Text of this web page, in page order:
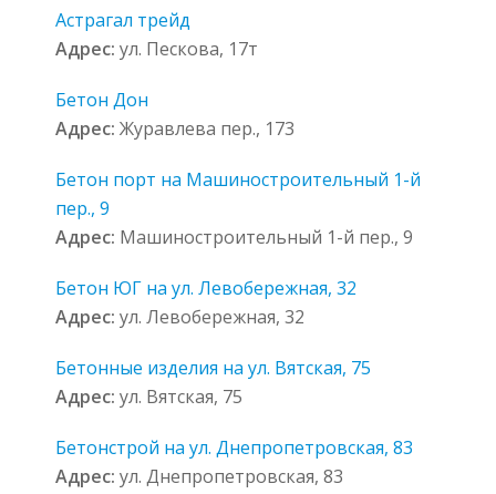
Астрагал трейд
Адрес: ул. Пескова, 17т
Бетон Дон
Адрес: Журавлева пер., 173
Бетон порт на Машиностроительный 1-й
пер., 9
Адрес: Машиностроительный 1-й пер., 9
Бетон ЮГ на ул. Левобережная, 32
Адрес: ул. Левобережная, 32
Бетонные изделия на ул. Вятская, 75
Адрес: ул. Вятская, 75
Бетонстрой на ул. Днепропетровская, 83
Адрес: ул. Днепропетровская, 83